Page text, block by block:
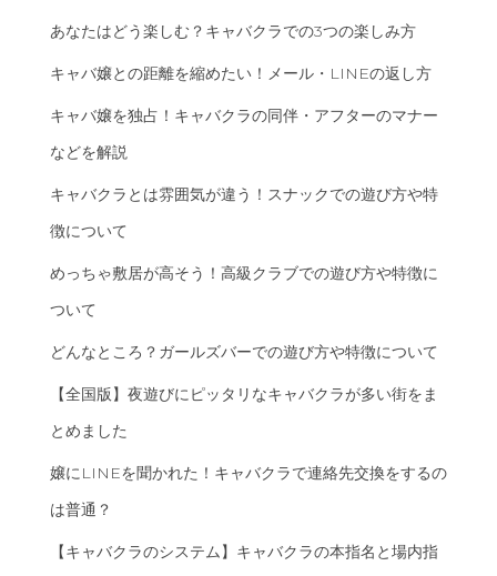
あなたはどう楽しむ？キャバクラでの3つの楽しみ方
キャバ嬢との距離を縮めたい！メール・LINEの返し方
キャバ嬢を独占！キャバクラの同伴・アフターのマナー
などを解説
キャバクラとは雰囲気が違う！スナックでの遊び方や特
徴について
めっちゃ敷居が高そう！高級クラブでの遊び方や特徴に
ついて
どんなところ？ガールズバーでの遊び方や特徴について
【全国版】夜遊びにピッタリなキャバクラが多い街をま
とめました
嬢にLINEを聞かれた！キャバクラで連絡先交換をするの
は普通？
【キャバクラのシステム】キャバクラの本指名と場内指